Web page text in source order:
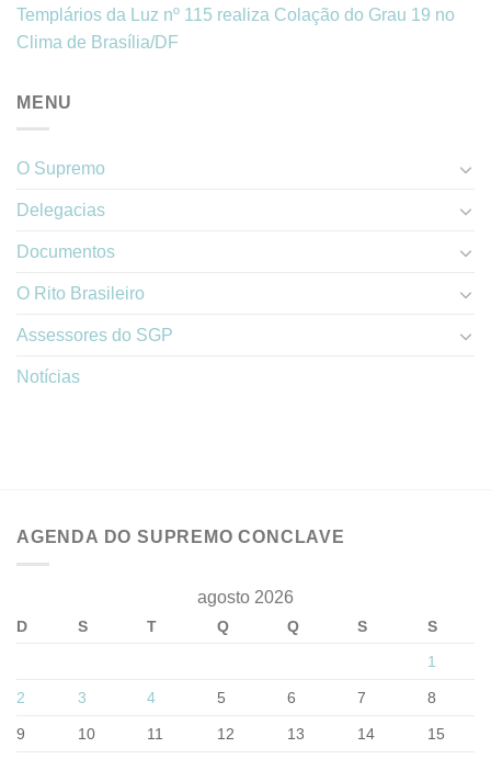
Templários da Luz nº 115 realiza Colação do Grau 19 no
Clima de Brasília/DF
MENU
O Supremo
Delegacias
Documentos
O Rito Brasileiro
Assessores do SGP
Notícias
AGENDA DO SUPREMO CONCLAVE
agosto 2026
D S T Q Q S
S
1
2 3 4 5 6 7 8
9 10 11 12 13 14 15